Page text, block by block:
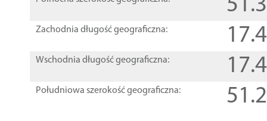
Zachodnia długość geograficzna:
Wschodnia długość geograficzna:
Południowa szerokość geograficzna: